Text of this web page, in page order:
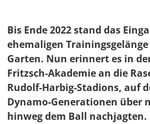
Bis Ende 2022 stand das
ehemaligen Trainingsgelänge
Garten. Nun erinnert es in
Fritzsch-Akademie an die
Rudolf-Harbig-Stadions, auf
Dynamo-Generationen über
hinweg dem Ball nachjagten.